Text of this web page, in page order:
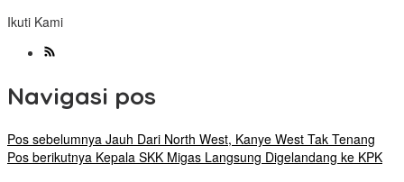
Ikuti Kami
Navigasi pos
Pos sebelumnya Jauh Dari North West, Kanye West Tak Tenang
Pos berikutnya Kepala SKK Migas Langsung Digelandang ke KPK